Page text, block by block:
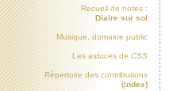
Recueil de notes :
Diaire sur sol
Musique, domaine public
Les astuces de CSS
Répertoire des contributions
(index)